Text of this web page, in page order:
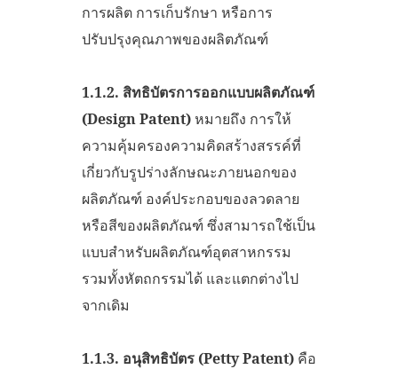
การผลิต การเก็บรักษา หรือการ
ปรับปรุงคุณภาพของผลิตภัณฑ์
1.1.2. สิทธิบัตรการออกแบบผลิตภัณฑ์
(Design Patent)หมายถึง การให้
ความคุ้มครองความคิดสร้างสรรค์ที่
เกี่ยวกับรูปร่างลักษณะภายนอกของ
ผลิตภัณฑ์ องค์ประกอบของลวดลาย
หรือสีของผลิตภัณฑ์ ซึ่งสามารถใช้เป็น
แบบสำหรับผลิตภัณฑ์อุตสาหกรรม
รวมทั้งหัตถกรรมได้ และแตกต่างไป
จากเดิม
1.1.3. อนุสิทธิบัตร (Petty Patent) คือ